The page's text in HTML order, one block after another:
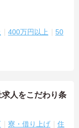
400万円以上
50
人をこだわり条
寮・借り上げ
住